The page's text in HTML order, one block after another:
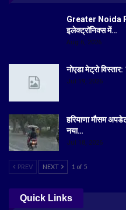
Greater Noida
इलेक्ट्रॉनिक्स में…
Aug 6, 2026
नोएडा मेट्रो
Jul 19, 2026
हरियाणा मौसम
नया…
Jul 18, 2026
PREV NEXT 1 of 5
Quick Links